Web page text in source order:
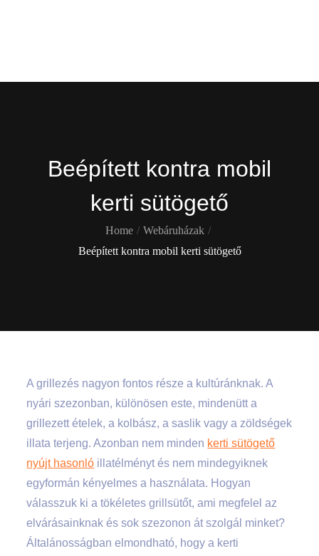
Beépített kontra mobil
kerti sütögető
Home
Webáruházak
Beépített kontra mobil kerti sütögető
A grillezés nagyon fontos része a kultúránknak. A
nyári szezonban, különösen este, mindenütt a
grillezett ételek, a kolbász, a saslik vagy a zöldségek
illata terjeng. Azonban nem minden kerti sütögető
nyújt hasonló illatélményt és nem mindegyiknek
egyformán kényelmes a használata. Hogyan
válasszuk ki a tökéletes grillsütőt, ami megfelel az
elvárásainknak és sok szezonon át szolgál minket?
Általánosságban elmondható, hogy a kerti